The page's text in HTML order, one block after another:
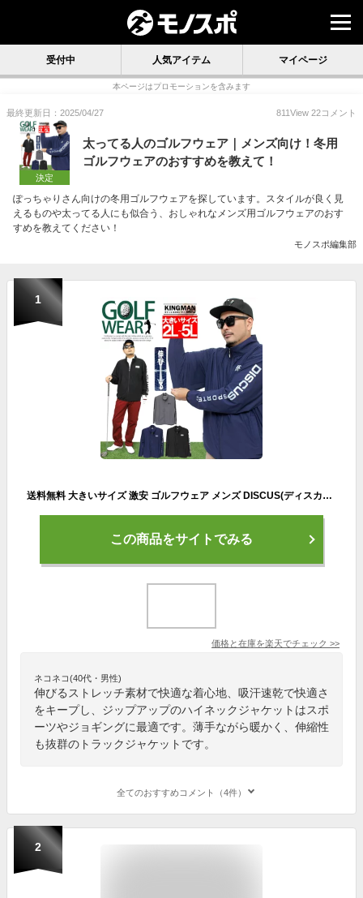
受付中 人気アイテム マイページ
本ページはプロモーションを含みます
最終更新日：2025/04/27 811View 22コメント
決定
太ってる人のゴルフウェア｜メンズ向け！冬用
ゴルフウェアのおすすめを教えて！
ぽっちゃりさん向けの冬用ゴルフウェアを探しています。スタイルが良く見
えるものや太ってる人にも似合う、おしゃれなメンズ用ゴルフウェアのおす
すめを教えてください！
モノスポ編集部
1
送料無料 大きいサイズ 激安 ゴルフウェア メンズ DISCUS(ディスカス) ジャージ ブルゾン 伸びる ストレッチ 吸汗速乾 ジップアップ ハイネック ジャケット スポーツ ジョギング 上 アウター フルジップ トラックジャケット 薄手 伸縮 トレーニングウェア
この商品をサイトでみる
価格と在庫を楽天でチェック >>
ネコネコ(40代・男性)
伸びるストレッチ素材で快適な着心地、吸汗速乾で快適さ
をキープし、ジップアップのハイネックジャケットはスポ
ーツやジョギングに最適です。薄手ながら暖かく、伸縮性
も抜群のトラックジャケットです。
全てのおすすめコメント（4件）
2